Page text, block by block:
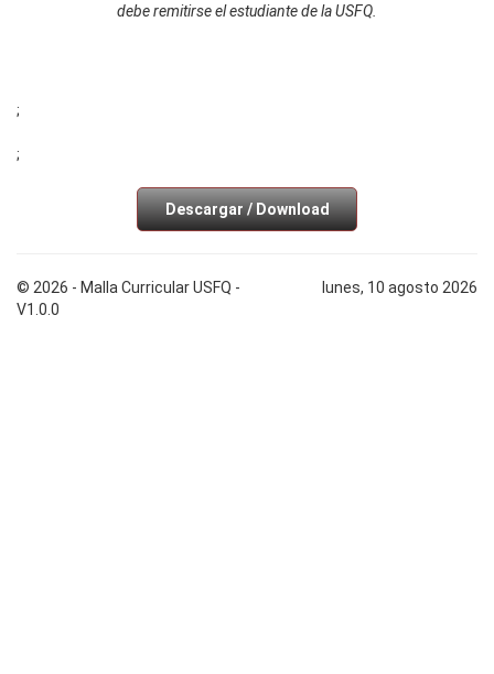
debe remitirse el estudiante de la USFQ.
;
;
Descargar / Download
© 2026 - Malla Curricular USFQ -
V1.0.0
lunes, 10 agosto 2026